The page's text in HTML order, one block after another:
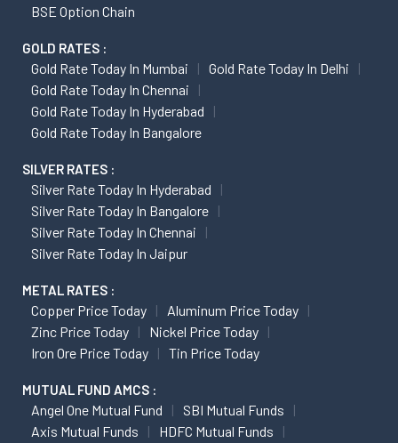
BSE Option Chain
GOLD RATES :
Gold Rate Today In Mumbai
Gold Rate Today In Delhi
Gold Rate Today In Chennai
Gold Rate Today In Hyderabad
Gold Rate Today In Bangalore
SILVER RATES :
Silver Rate Today In Hyderabad
Silver Rate Today In Bangalore
Silver Rate Today In Chennai
Silver Rate Today In Jaipur
METAL RATES :
Copper Price Today
Aluminum Price Today
Zinc Price Today
Nickel Price Today
Iron Ore Price Today
Tin Price Today
MUTUAL FUND AMCS :
Angel One Mutual Fund
SBI Mutual Funds
Axis Mutual Funds
HDFC Mutual Funds